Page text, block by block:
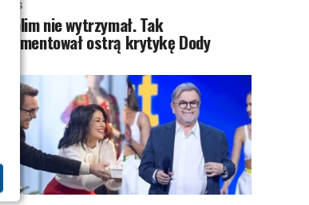
NEWS
Skolim nie wytrzymał. Tak
skomentował ostrą krytykę Dody